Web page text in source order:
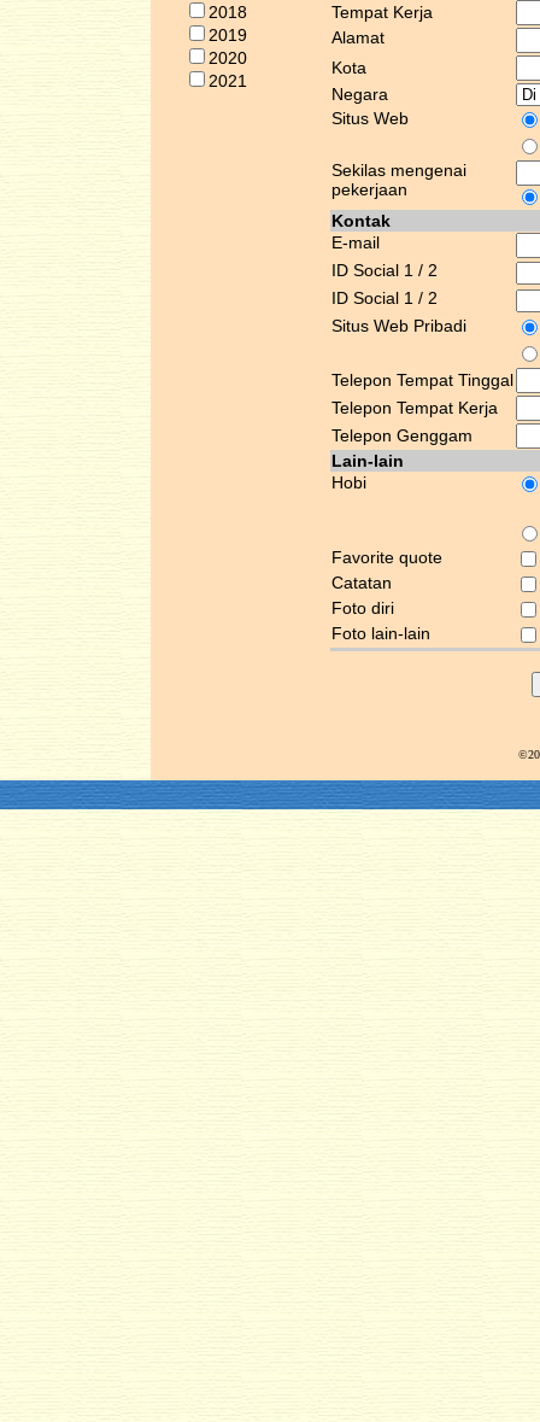
2018
2019
2020
2021
Tempat Kerja
Alamat
Kota
Negara
Situs Web
Sekilas mengenai
pekerjaan
Kontak
E-mail
ID Social 1 / 2
ID Social 1 / 2
Situs Web Pribadi
Telepon Tempat Tinggal
Telepon Tempat Kerja
Telepon Genggam
Lain-lain
Hobi
Favorite quote
Catatan
Foto diri
Foto lain-lain